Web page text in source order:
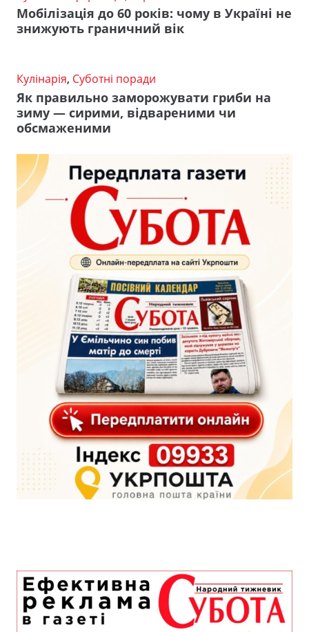
Мобілізація до 60 років: чому в Україні не
знижують граничний вік
Кулінарія, Суботні поради
Як правильно заморожувати гриби на
зиму — сирими, відвареними чи
обсмаженими